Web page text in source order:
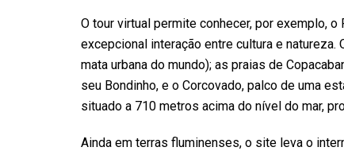
O tour virtual permite conhecer, por exemplo,
excepcional interação entre cultura e
mata urbana do mundo); as praias de
seu Bondinho, e o Corcovado, palco de uma
situado a 710 metros acima do nível do mar,
Ainda em terras fluminenses, o site leva o